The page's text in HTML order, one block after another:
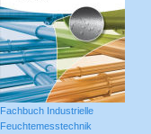
Fachbuch Industrielle
Feuchtemesstechnik